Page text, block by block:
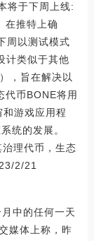
将于下周上线:
在推特上确
周以测试模式
计类似于其他
，旨在解决以
代币BONE将用
游戏应用程
统的发展。
理代币，生态
2/21
中的任何一天
媒体上称，昨